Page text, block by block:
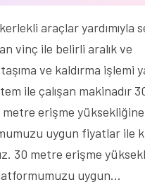
araçlar yardımıyla
vinç ile belirli aralık ve
ve kaldırma işlemi
ile çalışan makinadır
erişme
uygun fiyatlar ile
30 metre erişme
uygun…